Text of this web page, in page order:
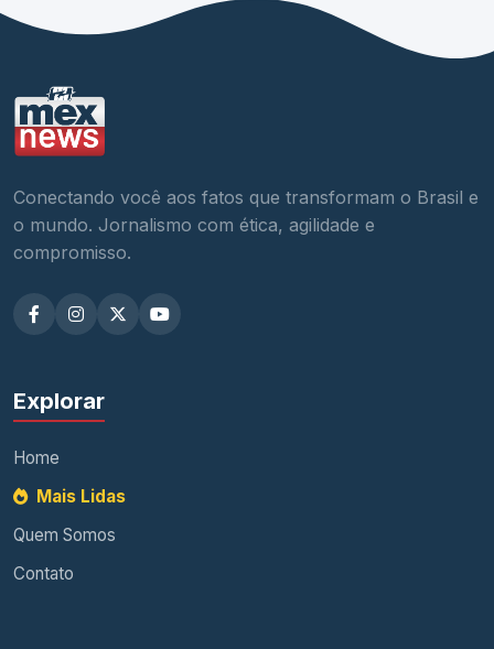
Conectando você aos fatos que transformam o Brasil e
o mundo. Jornalismo com ética, agilidade e
compromisso.
Explorar
Home
Mais Lidas
Quem Somos
Contato